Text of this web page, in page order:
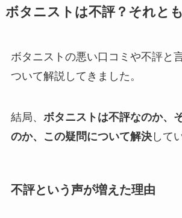
ボタニストは不評？それと
ボタニストの悪い口コミや不評と
ついて解説してきました。
結局、 ボタニストは不評なのか、
のか、この疑問について解決して
不評という声が増えた理由